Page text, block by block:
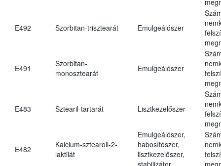
E492 Szorbitan-trisztearát Emulgeálószer
E491
Szorbitan-
monosztearát
Emulgeálószer
E483 Sztearil-tartarát Lisztkezelőszer
E482
Kalcium-sztearoil-2-
laktilát
Emulgeálószer,
habosítószer,
lisztkezelőszer,
stabilizátor